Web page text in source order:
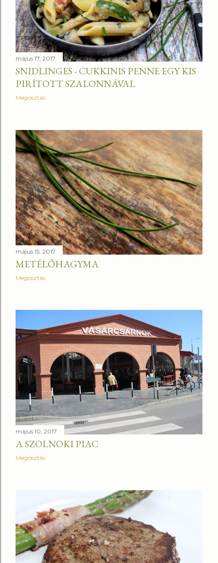
május 17, 2017
SNIDLINGES - CUKKINIS PENNE EGY KIS
PIRÍTOTT SZALONNÁVAL
Megosztás
május 15, 2017
METÉLŐHAGYMA
Megosztás
május 10, 2017
A SZOLNOKI PIAC
Megosztás